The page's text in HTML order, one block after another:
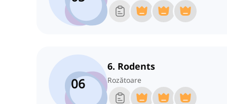
06
6. Rodents
Rozătoare